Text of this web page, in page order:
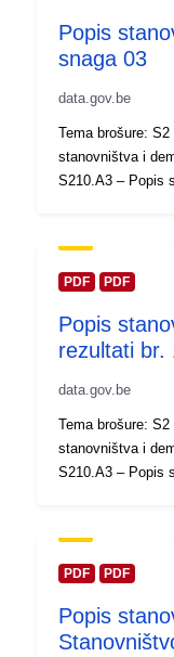
registar:
Prostorno:
Identifikatori:
uriRef:
Vremenska
pokrivenost:
Popis
snaga 03
data.gov.be
Tema brošure:
stanovništva i
S210.A3 – Popis
PDF PDF
Popis
rezultati br.
data.gov.be
Tema brošure:
stanovništva i
S210.A3 – Popis
PDF PDF
Popis